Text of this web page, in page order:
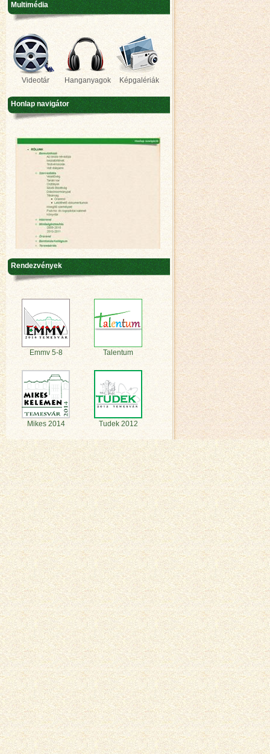
Multimédia
Videotár Hanganyagok Képgalériák
Honlap navigátor
Rendezvények
Emmv 5-8 Talentum
Mikes 2014 Tudek 2012